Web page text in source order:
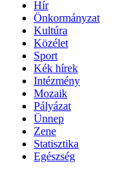
Hír
Önkormányzat
Kultúra
Közélet
Sport
Kék hírek
Intézmény
Mozaik
Pályázat
Ünnep
Zene
Statisztika
Egészség